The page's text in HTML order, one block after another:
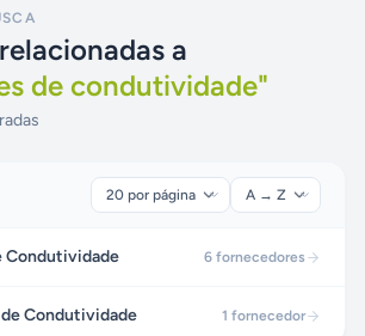
a
de condutividade"
Condutividade 6 fornecedores
de Condutividade 1 fornecedor